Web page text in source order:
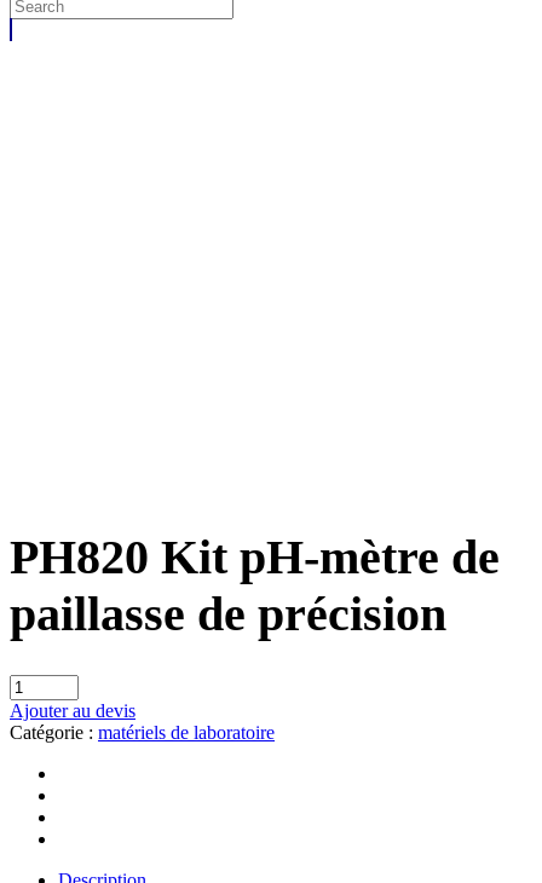
PH820 Kit pH-mètre de
paillasse de précision
Ajouter au devis
Catégorie : matériels de laboratoire